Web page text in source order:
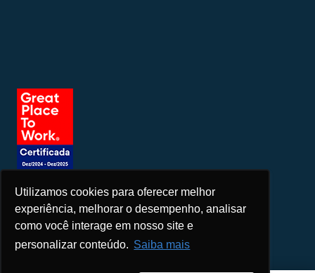
Utilizamos cookies para oferecer melhor
experiência, melhorar o desempenho, analisar
como você interage em nosso site e
personalizar conteúdo. Saiba mais
Seja um patrocinador